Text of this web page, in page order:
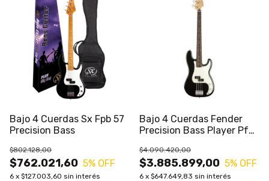
Bajo 4 Cuerdas Sx Fpb 57
Precision Bass
$762.021,60
$802.128,00
5% OFF
6 x $127.003,60 sin interés
Bajo 4 Cuerdas Fender
Precision Bass Player Pfn
$3.885.899,00
$4.090.420,00
5% OFF
6 x $647.649,83 sin interés